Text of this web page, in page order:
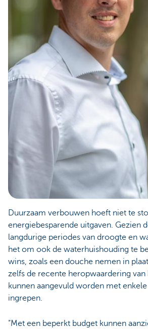
Duurzaam verbouwen hoeft niet te
energiebesparende uitgaven. Gezien
langdurige periodes van droogte en
het om ook de waterhuishouding te
wins, zoals een douche nemen in
zelfs de recente heropwaardering van
kunnen aangevuld worden met
ingrepen.
“Met een beperkt budget kunnen